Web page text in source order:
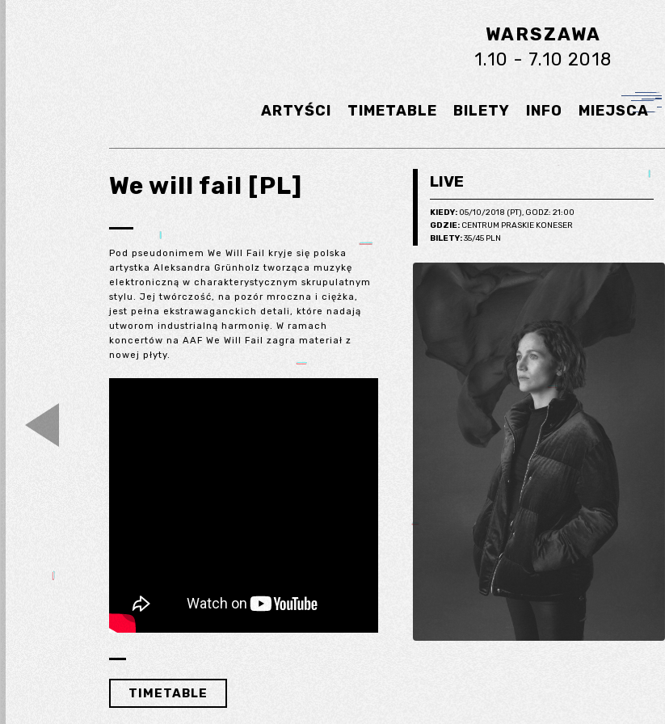
WARSZAWA
1.10 - 7.10 2018
ARTYŚCI TIMETABLE BILETY INFO MIEJSCA
We will fail [PL]
Pod pseudonimem We Will Fail kryje się polska
artystka Aleksandra Grünholz tworząca muzykę
elektroniczną w charakterystycznym skrupulatnym
stylu. Jej twórczość, na pozór mroczna i ciężka,
jest pełna ekstrawaganckich detali, które nadają
utworom industrialną harmonię. W ramach
koncertów na AAF We Will Fail zagra materiał z
nowej płyty.
TIMETABLE
LIVE
KIEDY: 05/10/2018 (PT), GODZ: 21:00
GDZIE: CENTRUM PRASKIE KONESER
BILETY:35/45 PLN